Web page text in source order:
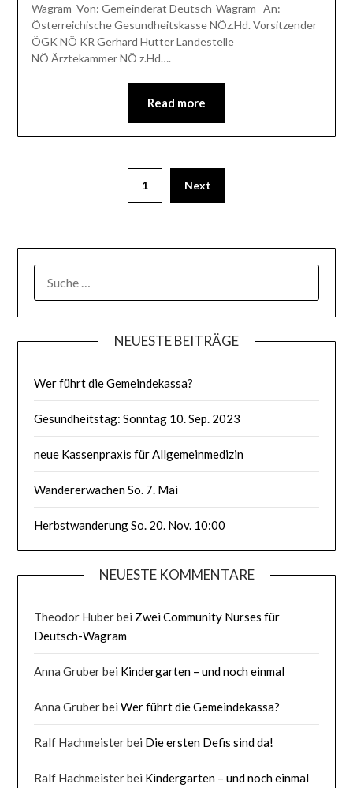
Wagram Von: Gemeinderat Deutsch-Wagram An:
Österreichische Gesundheitskasse NÖz.Hd. Vorsitzender
ÖGK NÖ KR Gerhard Hutter Landestelle
NÖ Ärztekammer NÖ z.Hd….
Read more
1 Next
NACH:
NEUESTE BEITRÄGE
Wer führt die Gemeindekassa?
Gesundheitstag: Sonntag 10. Sep. 2023
neue Kassenpraxis für Allgemeinmedizin
Wandererwachen So. 7. Mai
Herbstwanderung So. 20. Nov. 10:00
NEUESTE KOMMENTARE
Theodor Huberbei Zwei Community Nurses für
Deutsch-Wagram
Anna Gruberbei Kindergarten – und noch einmal
Anna GruberbeiWer führt die Gemeindekassa?
Ralf Hachmeisterbei Die ersten Defis sind da!
Ralf Hachmeisterbei Kindergarten – und noch einmal